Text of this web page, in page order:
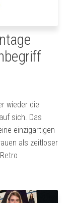
wieder die
sich. Das
einzigartigen
als zeitloser